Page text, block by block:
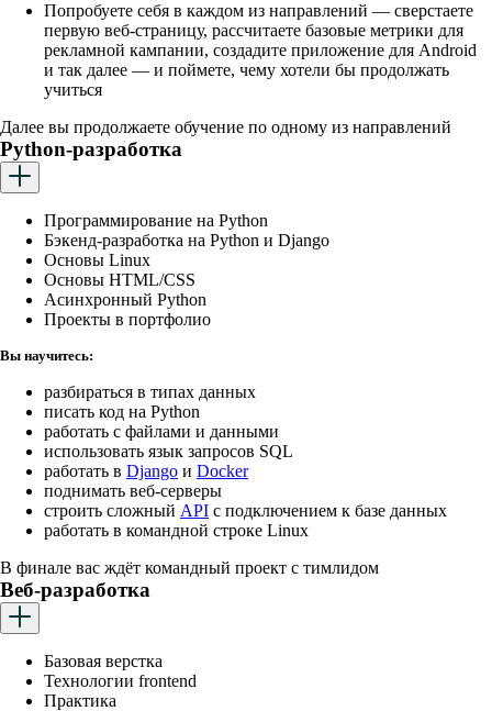
Попробуете себя в каждом из направлений — сверстаете
первую веб-страницу, рассчитаете базовые метрики для
рекламной кампании, создадите приложение для Android
и так далее — и поймете, чему хотели бы продолжать
учиться
Далее вы продолжаете обучение по одному из направлений
Python-разработка
Программирование на Python
Бэкенд-разработка на Python и Django
Основы Linux
Основы HTML/CSS
Асинхронный Python
Проекты в портфолио
Вы научитесь:
разбираться в типах данных
писать код на Python
работать с файлами и данными
использовать язык запросов SQL
работать в Django и Docker
поднимать веб-серверы
строить сложный API с подключением к базе данных
работать в командной строке Linux
В финале вас ждёт командный проект с тимлидом
Веб-разработка
Базовая верстка
Технологии frontend
Практика